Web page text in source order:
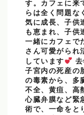
す。カフェに来
らは全く問題な
気に成長、子供
も恵まれ、子供
一緒にカフェで
さん可愛がられ
しています
去
子宮内の死産の
の毒素から、多
不全、黄疸、高
心臓弁膜など緊
術で、一命をと